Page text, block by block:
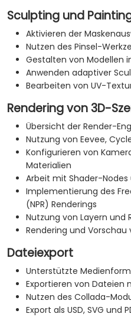
Sculpting und
Aktivieren der
Nutzen des Pinsel-
Gestalten von Modellen
Anwenden adaptiver
Bearbeiten von UV-
Rendering von 3D-
Übersicht der Render-
Nutzung von Eevee,
Konfigurieren von
Materialien
Arbeit mit Shader-
Implementierung des
(NPR) Renderings
Nutzung von Layern und
Rendering und
Dateiexport
Unterstützte
Exportieren von Dateien
Nutzen des Collada-
Export als USD, SVG und